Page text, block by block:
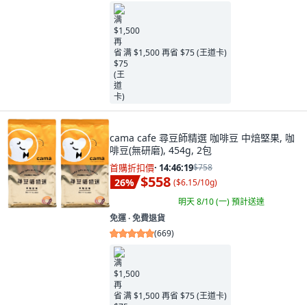
满 $1,500 再省 $75 (王道卡)
cama cafe 尋豆師精選 咖啡豆 中焙堅果, 咖
啡豆(無研磨), 454g, 2包
首購折扣價· 14:46:17$758
26% $558 ($6.15/10g)
明天 8/10 (一)預計送達
免運 ∙ 免費退貨
(669)
满 $1,500 再省 $75 (王道卡)